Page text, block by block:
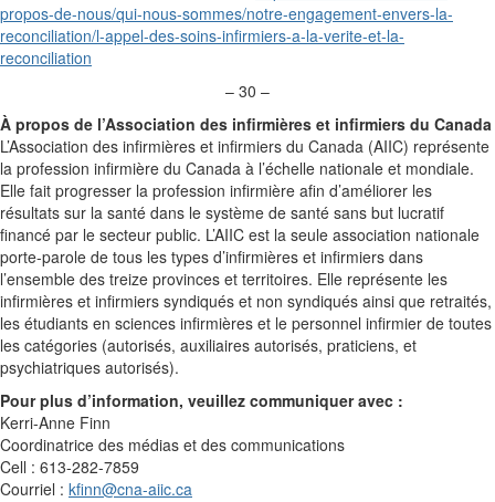
propos-de-nous/qui-nous-sommes/notre-engagement-envers-la-
reconciliation/l-appel-des-soins-infirmiers-a-la-verite-et-la-
reconciliation
– 30 –
À propos de l’Association des infirmières et infirmiers du Canada
L’Association des infirmières et infirmiers du Canada (AIIC) représente
la profession infirmière du Canada à l’échelle nationale et mondiale.
Elle fait progresser la profession infirmière afin d’améliorer les
résultats sur la santé dans le système de santé sans but lucratif
financé par le secteur public. L’AIIC est la seule association nationale
porte-parole de tous les types d’infirmières et infirmiers dans
l’ensemble des treize provinces et territoires. Elle représente les
infirmières et infirmiers syndiqués et non syndiqués ainsi que retraités,
les étudiants en sciences infirmières et le personnel infirmier de toutes
les catégories (autorisés, auxiliaires autorisés, praticiens, et
psychiatriques autorisés).
Pour plus d’information, veuillez communiquer avec :
Kerri-Anne Finn
Coordinatrice des médias et des communications
Cell : 613-282-7859
Courriel : kfinn@cna-aiic.ca